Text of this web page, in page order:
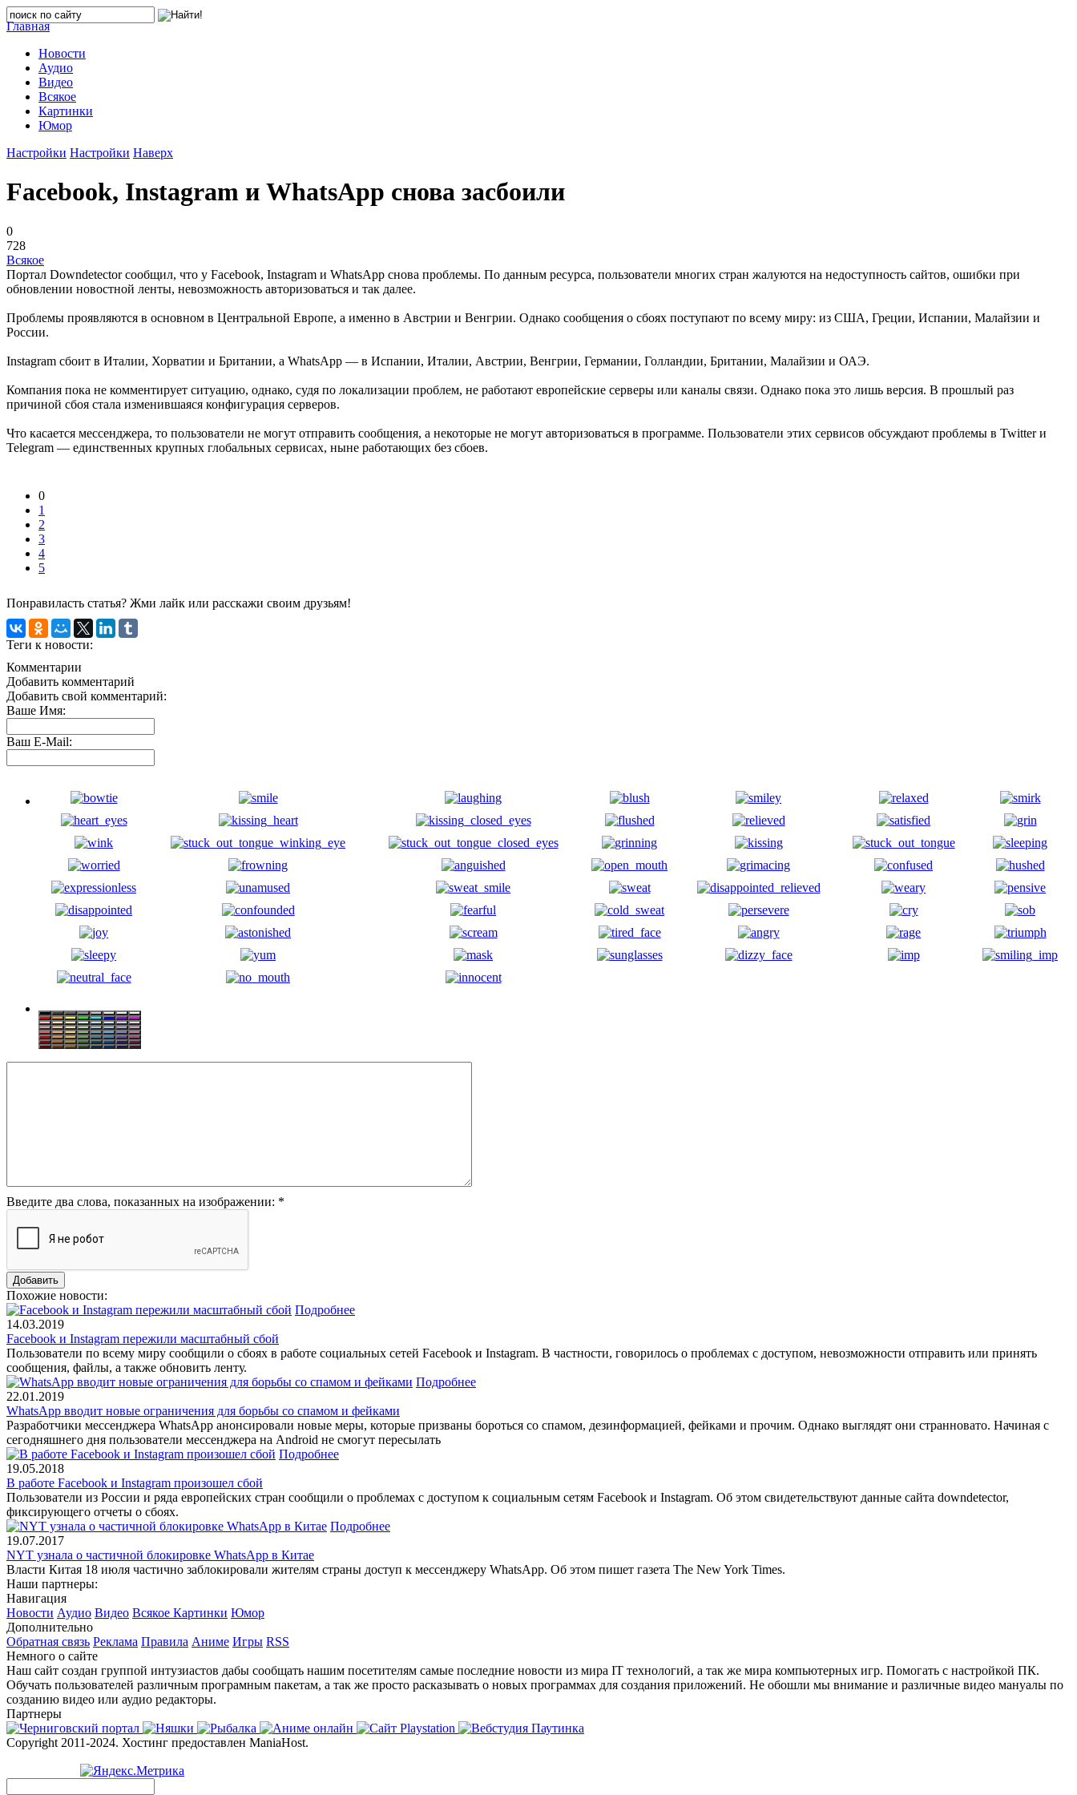
Главная
Новости
Аудио
Видео
Всякое
Картинки
Юмор
Настройки Настройки Наверх
Facebook, Instagram и WhatsApp снова засбоили
0
728
Всякое
Портал Downdetector сообщил, что у Facebook, Instagram и WhatsApp снова проблемы. По данным ресурса, пользователи многих стран жалуются на недоступность сайтов, ошибки при
обновлении новостной ленты, невозможность авторизоваться и так далее.
Проблемы проявляются в основном в Центральной Европе, а именно в Австрии и Венгрии. Однако сообщения о сбоях поступают по всему миру: из США, Греции, Испании, Малайзии и
России.
Instagram сбоит в Италии, Хорватии и Британии, а WhatsApp — в Испании, Италии, Австрии, Венгрии, Германии, Голландии, Британии, Малайзии и ОАЭ.
Компания пока не комментирует ситуацию, однако, судя по локализации проблем, не работают европейские серверы или каналы связи. Однако пока это лишь версия. В прошлый раз
причиной сбоя стала изменившаяся конфигурация серверов.
Что касается мессенджера, то пользователи не могут отправить сообщения, а некоторые не могут авторизоваться в программе. Пользователи этих сервисов обсуждают проблемы в Twitter и
Telegram — единственных крупных глобальных сервисах, ныне работающих без сбоев.
0
1
2
3
4
5
Понравиласть статья? Жми лайк или расскажи своим друзьям!
Теги к новости:
Комментарии
Добавить комментарий
Добавить свой комментарий:
Ваше Имя:
Ваш E-Mail:
Введите два слова, показанных на изображении: *
Похожие новости:
Подробнее
14.03.2019
Facebook и Instagram пережили масштабный сбой
Пользователи по всему миру сообщили о сбоях в работе социальных сетей Facebook и Instagram. В частности, говорилось о проблемах с доступом, невозможности отправить или принять
сообщения, файлы, а также обновить ленту.
Подробнее
22.01.2019
WhatsApp вводит новые ограничения для борьбы со спамом и фейками
Разработчики мессенджера WhatsApp анонсировали новые меры, которые призваны бороться со спамом, дезинформацией, фейками и прочим. Однако выглядят они странновато. Начиная с
сегодняшнего дня пользователи мессенджера на Android не смогут пересылать
Подробнее
19.05.2018
В работе Facebook и Instagram произошел сбой
Пользователи из России и ряда европейских стран сообщили о проблемах с доступом к социальным сетям Facebook и Instagram. Об этом свидетельствуют данные сайта downdetector,
фиксирующего отчеты о сбоях.
Подробнее
19.07.2017
NYT узнала о частичной блокировке WhatsApp в Китае
Власти Китая 18 июля частично заблокировали жителям страны доступ к мессенджеру WhatsApp. Об этом пишет газета The New York Times.
Наши партнеры:
Навигация
Новости Аудио Видео Всякое Картинки Юмор
Дополнительно
Обратная связь Реклама Правила Аниме Игры RSS
Немного о сайте
Наш сайт создан группой интузиастов дабы сообщать нашим посетителям самые последние новости из мира IT технологий, а так же мира компьютерных игр. Помогать с настройкой ПК.
Обучать пользователей различным програмным пакетам, а так же просто расказывать о новых программах для создания приложений. Не обошли мы внимание и различные видео мануалы по
созданию видео или аудио редакторы.
Партнеры
Copyright 2011-2024. Хостинг предоставлен ManiaHost.